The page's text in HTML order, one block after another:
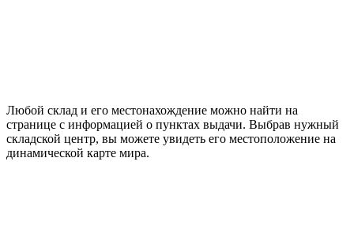
Любой склад и его местонахождение можно найти на
странице с информацией о пунктах выдачи. Выбрав нужный
складской центр, вы можете увидеть его местоположение на
динамической карте мира.